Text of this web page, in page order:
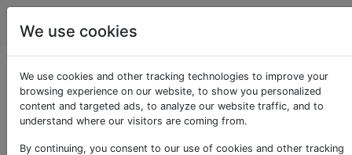
Apple
Wie bestimmt
Coconut Battery die
We use cookies
We use cookies and other tracking technologies to improve your
browsing experience on our website, to show you personalized
content and targeted ads, to analyze our website traffic, and to
understand where our visitors are coming from.
By continuing, you consent to our use of cookies and other tracking